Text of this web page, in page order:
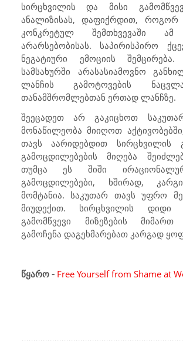
სირცხვილის და მისი
ანალიზისას, დაფიქრდით, როგორ
კონკრეტულ შემთხვევაში ამ
არარსებობისას. საპირისპირო
ნეგატიური ემოციის
სამსახურში არასასიამოვნო
ლანჩის გამოტოვების
თანამშრომლებთან ერთად ლანჩზე.
შეეცადეთ არ გაკიცხოთ
მონაწილეობა მიიღოთ
თავს აარიდებდით სირცხვილის
გამოცდილებების მიღება
თუმცა ეს შიში
გამოცდილებები, ხშირად,
მომტანია. საკუთარ თავს უფრო
მიუდექით. სირცხვილის
გამომწვევი მიზეზების მიმართ
გამოჩენა დაგეხმარებათ კარგად
წყარო - Free Yourself from Shame at